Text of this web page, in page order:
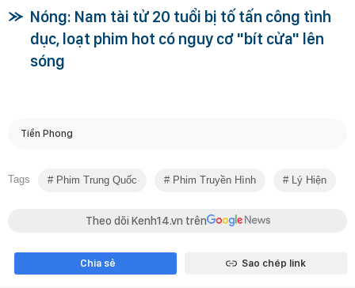
Nóng: Nam tài tử 20 tuổi bị tố tấn công tình
dục, loạt phim hot có nguy cơ "bít cửa" lên
sóng
Tiền Phong
Tags Phim Trung Quốc Phim Truyền Hình Lý Hiện
Theo dõi Kenh14.vn trên
Chia sẻ Sao chép link